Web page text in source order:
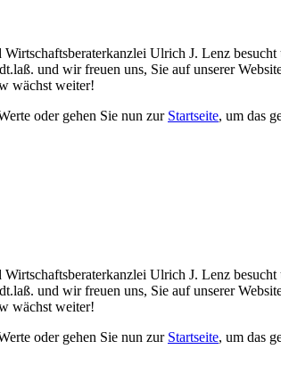
Wirtschaftsberaterkanzlei Ulrich J. Lenz
und wir freuen uns, Sie auf unserer
wächst weiter!
oder gehen Sie nun zur Startseite, um das
Wirtschaftsberaterkanzlei Ulrich J. Lenz
und wir freuen uns, Sie auf unserer
wächst weiter!
oder gehen Sie nun zur Startseite, um das